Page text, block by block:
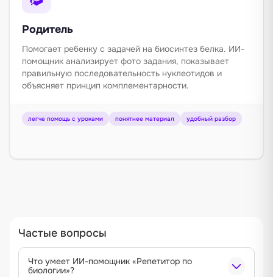
Родитель
Помогает ребенку с задачей на биосинтез белка. ИИ-
помощник анализирует фото задания, показывает
правильную последовательность нуклеотидов и
объясняет принцип комплементарности.
легче помощь с уроками понятнее материал удобный разбор
Частые вопросы
Что умеет ИИ-помощник «Репетитор по
биологии»?